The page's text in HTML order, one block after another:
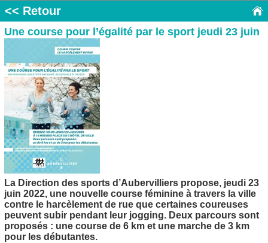
<< Retour
Une course pour l’égalité par le sport jeudi 23 juin
La Direction des sports d’Aubervilliers propose, jeudi 23
juin 2022, une nouvelle course féminine à travers la ville
contre le harcèlement de rue que certaines coureuses
peuvent subir pendant leur jogging. Deux parcours sont
proposés : une course de 6 km et une marche de 3 km
pour les débutantes.